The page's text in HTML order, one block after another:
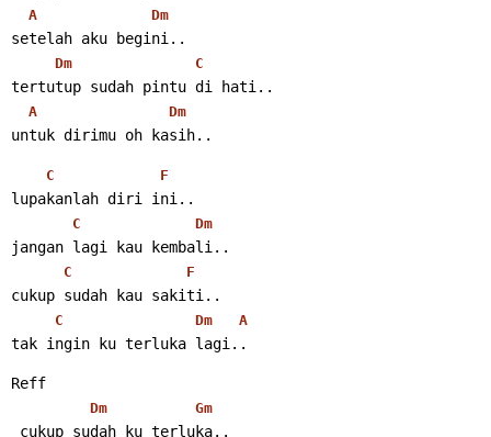
A Dm
setelah aku begini..
Dm C
tertutup sudah pintu di hati..
A Dm
untuk dirimu oh kasih..
C F
lupakanlah diri ini..
C Dm
jangan lagi kau kembali..
C F
cukup sudah kau sakiti..
C Dm A
tak ingin ku terluka lagi..
Reff
Dm Gm
cukup sudah ku terluka..